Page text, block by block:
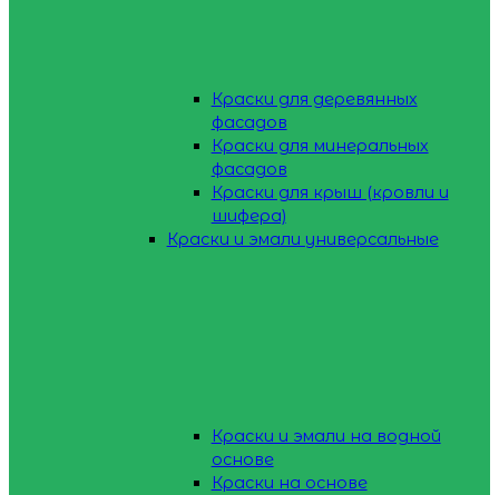
Краски для деревянных
фасадов
Краски для минеральных
фасадов
Краски для крыш (кровли и
шифера)
Краски и эмали универсальные
Краски и эмали на водной
основе
Краски на основе